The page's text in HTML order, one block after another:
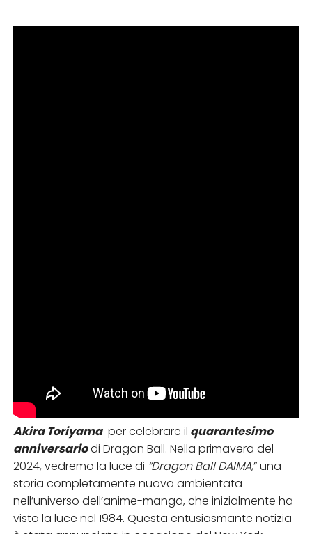
Akira Toriyamaper celebrare il quarantesimo
anniversariodi Dragon Ball. Nella primavera del
2024, vedremo la luce di “Dragon Ball DAIMA,” una
storia completamente nuova ambientata
nell’universo dell’anime-manga, che inizialmente ha
visto la luce nel 1984. Questa entusiasmante notizia